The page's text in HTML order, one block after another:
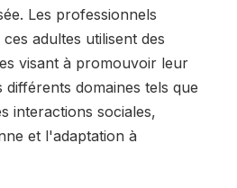
Les professionnels
adultes utilisent des
visant à promouvoir leur
domaines tels que
interactions sociales,
et l'adaptation à